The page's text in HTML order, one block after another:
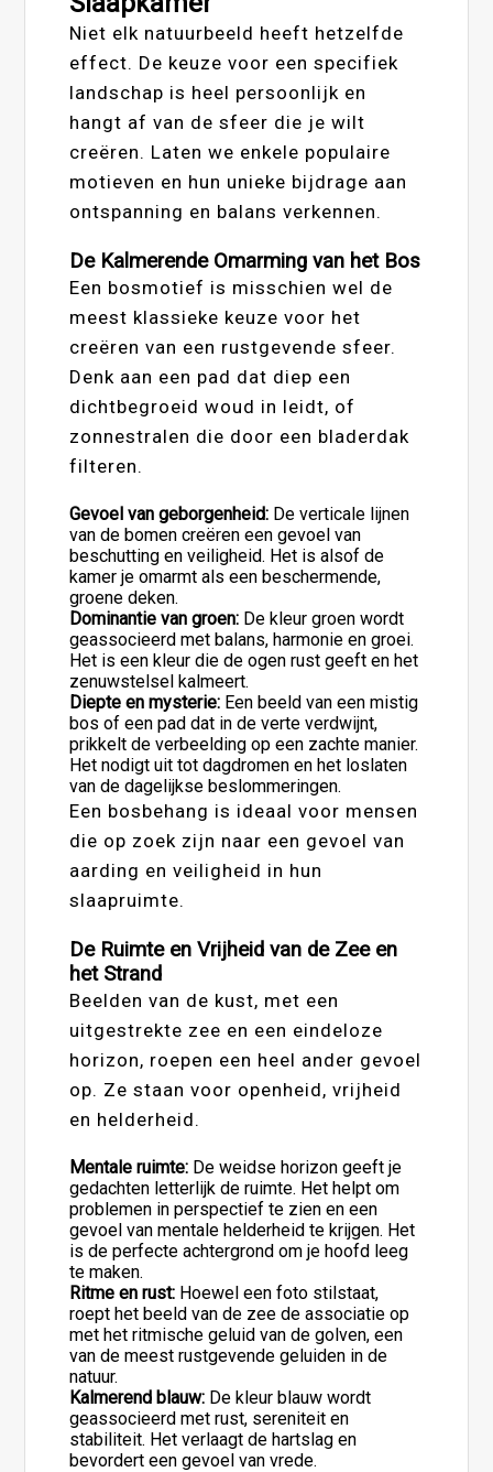
Niet elk natuurbeeld heeft hetzelfde
effect. De keuze voor een specifiek
landschap is heel persoonlijk en
hangt af van de sfeer die je wilt
creëren. Laten we enkele populaire
motieven en hun unieke bijdrage aan
ontspanning en balans verkennen.
De Kalmerende Omarming van het Bos
Een bosmotief is misschien wel de
meest klassieke keuze voor het
creëren van een rustgevende sfeer.
Denk aan een pad dat diep een
dichtbegroeid woud in leidt, of
zonnestralen die door een bladerdak
filteren.
Gevoel van geborgenheid: De verticale lijnen
van de bomen creëren een gevoel van
beschutting en veiligheid. Het is alsof de
kamer je omarmt als een beschermende,
groene deken.
Dominantie van groen: De kleur groen wordt
geassocieerd met balans, harmonie en groei.
Het is een kleur die de ogen rust geeft en het
zenuwstelsel kalmeert.
Diepte en mysterie: Een beeld van een mistig
bos of een pad dat in de verte verdwijnt,
prikkelt de verbeelding op een zachte manier.
Het nodigt uit tot dagdromen en het loslaten
van de dagelijkse beslommeringen.
Een bosbehang is ideaal voor mensen
die op zoek zijn naar een gevoel van
aarding en veiligheid in hun
slaapruimte.
De Ruimte en Vrijheid van de Zee en
het Strand
Beelden van de kust, met een
uitgestrekte zee en een eindeloze
horizon, roepen een heel ander gevoel
op. Ze staan voor openheid, vrijheid
en helderheid.
Mentale ruimte: De weidse horizon geeft je
gedachten letterlijk de ruimte. Het helpt om
problemen in perspectief te zien en een
gevoel van mentale helderheid te krijgen. Het
is de perfecte achtergrond om je hoofd leeg
te maken.
Ritme en rust: Hoewel een foto stilstaat,
roept het beeld van de zee de associatie op
met het ritmische geluid van de golven, een
van de meest rustgevende geluiden in de
natuur.
Kalmerend blauw: De kleur blauw wordt
geassocieerd met rust, sereniteit en
stabiliteit. Het verlaagt de hartslag en
bevordert een gevoel van vrede.